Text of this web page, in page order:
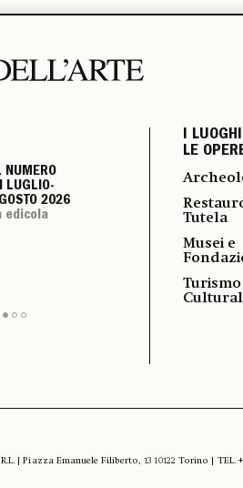
NUMERO
LUGLIO-
2026
edicola
NUMERO
LUGLIO-
2026
edicola
NUMERO
LUGLIO-
2026
edicola
NUMERO
LUGLIO-
2026
edicola
I
LE
Tutela
Musei e
Turismo
| Piazza Emanuele Filiberto, 13 10122 Torino | TEL.